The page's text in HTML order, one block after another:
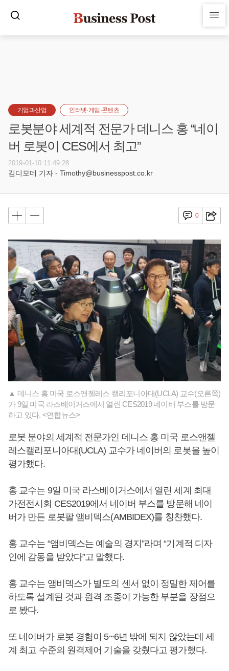
기업과산업 인터넷·게임·콘텐츠
로봇분야 세계적 전문가 데니스 홍 “네이
버 로봇이 CES에서 최고”
2019-01-10 11:49:28
김디모데 기자 - Timothy@businesspost.co.kr
0
▲ 데니스 홍 미국 로스앤젤레스 캘리포니아대(UCLA) 교수(오른쪽)
가 9일 미국 라스베이거스에서 열린 CES2019 네이버 부스를 방문
하고 있다. <연합뉴스>
로봇 분야의 세계적 전문가인 데니스 홍 미국 로스앤젤
레스캘리포니아대(UCLA) 교수가 네이버의 로봇을 높이
평가했다.
홍 교수는 9일 미국 라스베이거스에서 열린 세계 최대
가전전시회 CES2019에서 네이버 부스를 방문해 네이
버가 만든 로봇팔 앰비덱스(AMBIDEX)를 칭찬했다.
홍 교수는 “앰비덱스는 예술의 경지”라며 “기계적 디자
인에 감동을 받았다”고 말했다.
홍 교수는 앰비덱스가 별도의 센서 없이 정밀한 제어를
하도록 설계된 것과 원격 조종이 가능한 부분을 장점으
로 봤다.
또 네이버가 로봇 경험이 5~6년 밖에 되지 않았는데 세
계 최고 수준의 원격제어 기술을 갖췄다고 평가했다.